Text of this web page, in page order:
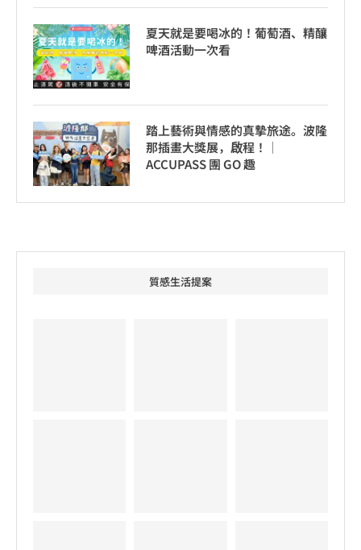
夏天就是要喝冰的！葡萄酒、精釀
啤酒活動一次看
踏上藝術與情感的真摯旅途。波隆
那插畫大獎展，啟程！│
ACCUPASS 團 GO 趣
質感生活提案